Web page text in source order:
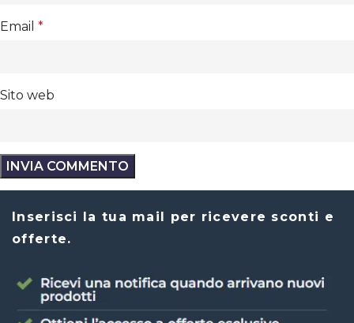
Email *
Sito web
Inserisci la tua mail per ricevere sconti e
offerte.